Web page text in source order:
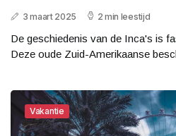
3 maart 2025 2 min leestijd
De geschiedenis van de Inca's is
Deze oude Zuid-Amerikaanse
Vakantie